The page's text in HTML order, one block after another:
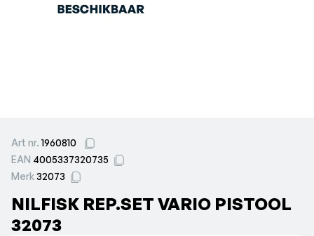
Art nr.1960810
EAN 4005337320735
Merk32073
NILFISK REP.SET VARIO PISTOOL
32073